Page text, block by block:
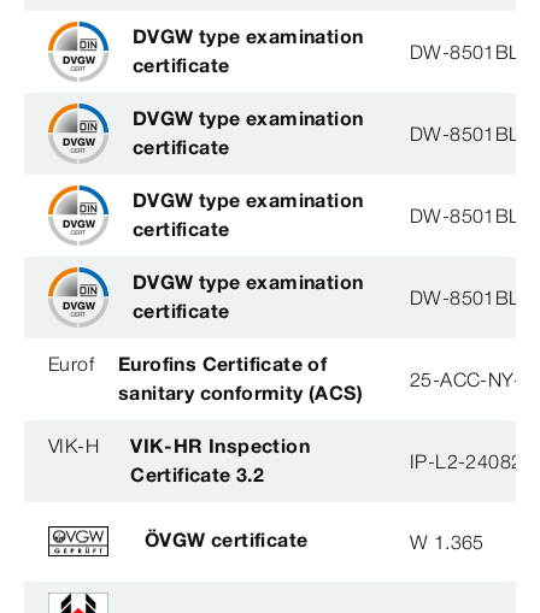
DVGW type examination
certificate
DW-
DVGW type examination
certificate
DW-
DVGW type examination
certificate
DW-
DVGW type examination
certificate
DW-
Eurof
Eurofins Certificate of
sanitary conformity (ACS)
25-ACC-NY-
VIK-H
VIK-HR Inspection
Certificate 3.2
IP-L2-
ÖVGW certificate W 1.365